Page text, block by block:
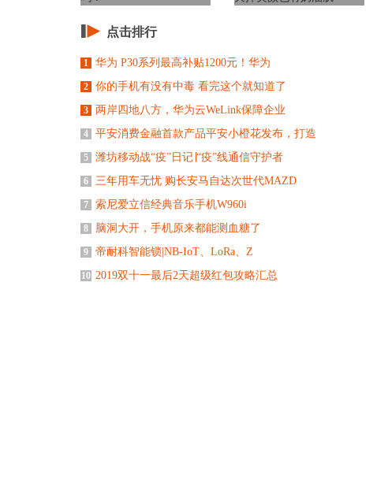
点击排行
1 华为 P30系列最高补贴1200元！华为
2 你的手机有没有中毒 看完这个就知道了
3 两岸四地八方，华为云WeLink保障企业
4 平安消费金融首款产品平安小橙花发布，打造
5 潍坊移动战“疫”日记∣“疫”线通信守护者
6 三年用车无忧 购长安马自达次世代MAZD
7 索尼爱立信经典音乐手机W960i
8 脑洞大开，手机原来都能测血糖了
9 帝耐科智能锁|NB-IoT、LoRa、Z
10 2019双十一最后2天超级红包攻略汇总